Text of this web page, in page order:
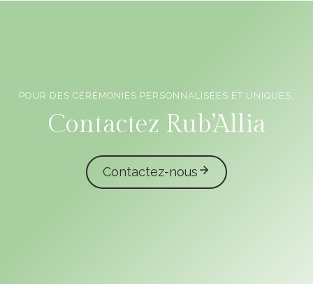
POUR DES CÉRÉMONIES PERSONNALISÉES ET UNIQUES,
Contactez Rub’Allia
Contactez-nous